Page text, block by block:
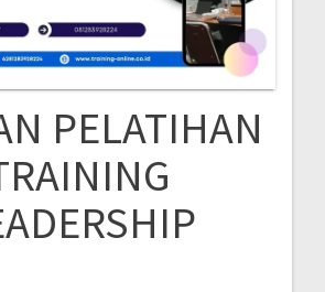
PELATIHAN